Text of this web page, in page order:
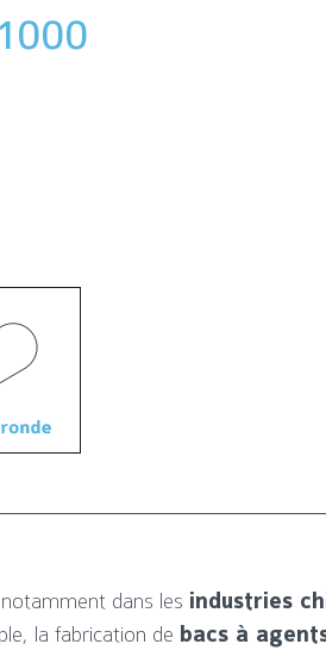
dans les industries
la fabrication de bacs à